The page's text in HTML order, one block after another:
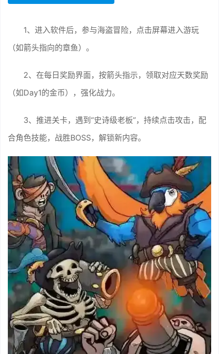
1、进入软件后，参与海盗冒险，点击屏幕进入游玩
（如箭头指向的章鱼）。
2、在每日奖励界面，按箭头指示，领取对应天数奖励
（如Day1的金币），强化战力。
3、推进关卡，遇到“史诗级老板”，持续点击攻击，配
合角色技能，战胜BOSS，解锁新内容。